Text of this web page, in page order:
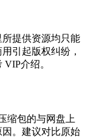
提供资源均只能
引起版权纠纷，
介绍。
缩包的与网盘上
。建议对比原始